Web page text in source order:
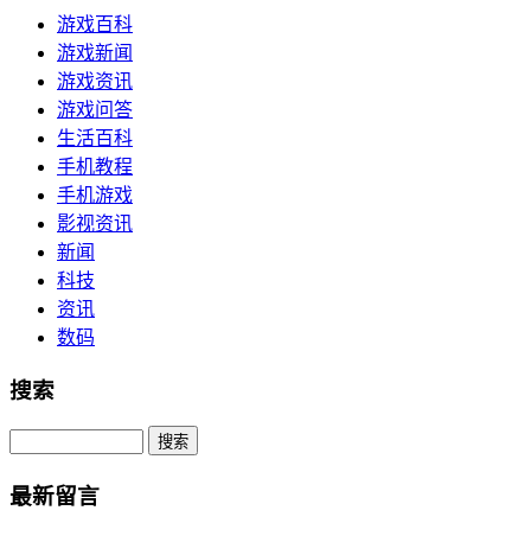
游戏百科
游戏新闻
游戏资讯
游戏问答
生活百科
手机教程
手机游戏
影视资讯
新闻
科技
资讯
数码
搜索
Search
最新留言